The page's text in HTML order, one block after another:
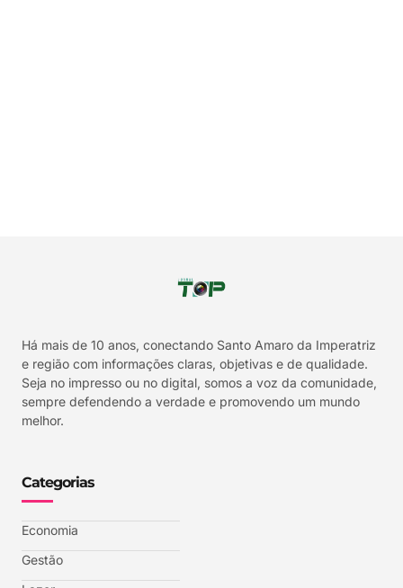
Há mais de 10 anos, conectando Santo Amaro da Imperatriz
e região com informações claras, objetivas e de qualidade.
Seja no impresso ou no digital, somos a voz da comunidade,
sempre defendendo a verdade e promovendo um mundo
melhor.
Categorias
Economia
Gestão